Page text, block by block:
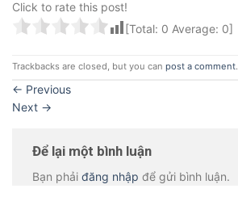
Click to rate this post!
[Total: 0 Average: 0]
Trackbacks are closed, but you can post a comment.
← Previous
Next →
Để lại một bình luận
Bạn phải đăng nhập để gửi bình luận.